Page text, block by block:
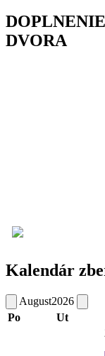
DVORA
Kalendár
August2026
Po
Ut